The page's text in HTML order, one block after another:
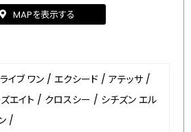
MAPを表示する
イブ ワン / エクシード / アテッサ /
エイト / クロスシー / シチズン エル
/